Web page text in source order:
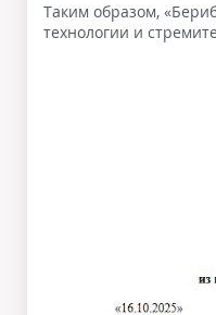
Таким образом,
технологии и